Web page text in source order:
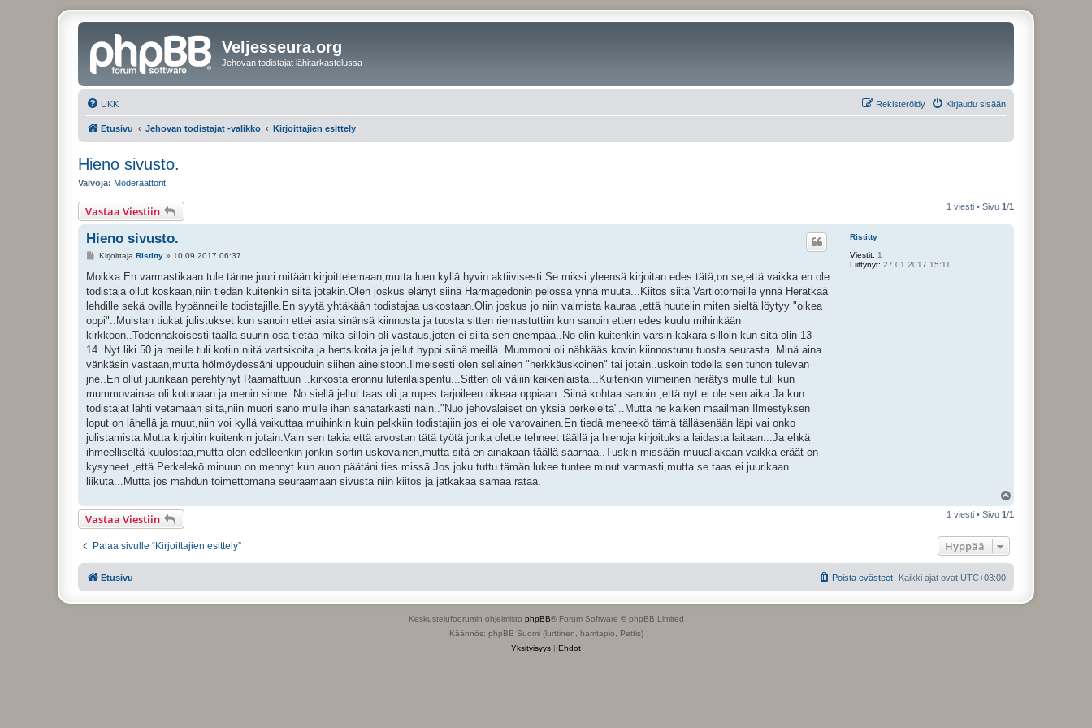
Veljesseura.org
Jehovan todistajat lähitarkastelussa
UKK Kirjaudu sisään
Rekisteröidy
Etusivu Jehovan todistajat -valikko Kirjoittajien esittely
Hieno sivusto.
Valvoja: Moderaattorit
Vastaa Viestiin 1 viesti • Sivu 1/1
Ristitty
Viestit: 1
Liittynyt: 27.01.2017 15:11
Hieno sivusto.
V
e
t
i
Kirjoittaja Ristitty» 10.09.2017 06:37
Moikka.En varmastikaan tule tänne juuri mitään kirjoittelemaan,mutta luen kyllä hyvin aktiivisesti.Se miksi yleensä kirjoitan edes tätä,on se,että vaikka en ole
todistaja ollut koskaan,niin tiedän kuitenkin siitä jotakin.Olen joskus elänyt siinä Harmagedonin pelossa ynnä muuta...Kiitos siitä Vartiotorneille ynnä Herätkää
lehdille sekä ovilla hypänneille todistajille.En syytä yhtäkään todistajaa uskostaan.Olin joskus jo niin valmista kauraa ,että huutelin miten sieltä löytyy "oikea
oppi"..Muistan tiukat julistukset kun sanoin ettei asia sinänsä kiinnosta ja tuosta sitten riemastuttiin kun sanoin etten edes kuulu mihinkään
kirkkoon..Todennäköisesti täällä suurin osa tietää mikä silloin oli vastaus,joten ei siitä sen enempää..No olin kuitenkin varsin kakara silloin kun sitä olin 13-
14..Nyt liki 50 ja meille tuli kotiin niitä vartsikoita ja hertsikoita ja jellut hyppi siinä meillä..Mummoni oli nähkääs kovin kiinnostunu tuosta seurasta..Minä aina
vänkäsin vastaan,mutta hölmöydessäni uppouduin siihen aineistoon.Ilmeisesti olen sellainen "herkkäuskoinen" tai jotain..uskoin todella sen tuhon tulevan
jne..En ollut juurikaan perehtynyt Raamattuun ..kirkosta eronnu luterilaispentu...Sitten oli väliin kaikenlaista...Kuitenkin viimeinen herätys mulle tuli kun
mummovainaa oli kotonaan ja menin sinne..No siellä jellut taas oli ja rupes tarjoileen oikeaa oppiaan..Siinä kohtaa sanoin ,että nyt ei ole sen aika.Ja kun
todistajat lähti vetämään siitä,niin muori sano mulle ihan sanatarkasti näin.."Nuo jehovalaiset on yksiä perkeleitä"..Mutta ne kaiken maailman Ilmestyksen
loput on lähellä ja muut,niin voi kyllä vaikuttaa muihinkin kuin pelkkiin todistajiin jos ei ole varovainen.En tiedä meneekö tämä tälläsenään läpi vai onko
julistamista.Mutta kirjoitin kuitenkin jotain.Vain sen takia että arvostan tätä työtä jonka olette tehneet täällä ja hienoja kirjoituksia laidasta laitaan...Ja ehkä
ihmeelliseltä kuulostaa,mutta olen edelleenkin jonkin sortin uskovainen,mutta sitä en ainakaan täällä saarnaa..Tuskin missään muuallakaan vaikka eräät on
kysyneet ,että Perkelekö minuun on mennyt kun auon päätäni ties missä.Jos joku tuttu tämän lukee tuntee minut varmasti,mutta se taas ei juurikaan
liikuta...Mutta jos mahdun toimettomana seuraamaan sivusta niin kiitos ja jatkakaa samaa rataa.
ö
Vastaa Viestiin 1 viesti • Sivu 1/1
Palaa sivulle “Kirjoittajien esittely” Hyppää
Etusivu Kaikki ajat ovat UTC+03:00
Poista evästeet
Keskustelufoorumin ohjelmisto phpBB® Forum Software © phpBB Limited
Käännös: phpBB Suomi (lurttinen, harritapio, Pettis)
Yksityisyys | Ehdot